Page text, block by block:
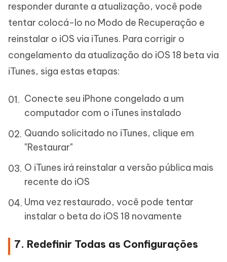
responder durante a atualização, você pode
tentar colocá-lo no Modo de Recuperação e
reinstalar o iOS via iTunes. Para corrigir o
congelamento da atualização do iOS 18 beta via
iTunes, siga estas etapas:
Conecte seu iPhone congelado a um
computador com o iTunes instalado
Quando solicitado no iTunes, clique em
"Restaurar"
O iTunes irá reinstalar a versão pública mais
recente do iOS
Uma vez restaurado, você pode tentar
instalar o beta do iOS 18 novamente
7. Redefinir Todas as Configurações